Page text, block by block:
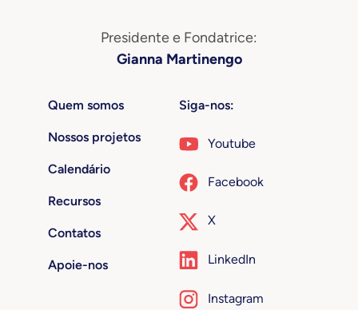
Presidente e Fondatrice:
Gianna Martinengo
Quem somos
Nossos projetos
Calendário
Recursos
Contatos
Apoie-nos
Siga-nos:
Youtube
Facebook
X
LinkedIn
Instagram